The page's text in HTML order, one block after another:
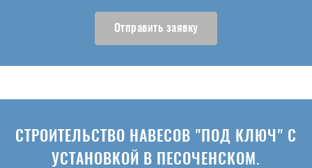
Отправить заявку
СТРОИТЕЛЬСТВО НАВЕСОВ "ПОД КЛЮЧ" С
УСТАНОВКОЙ В ПЕСОЧЕНСКОМ.